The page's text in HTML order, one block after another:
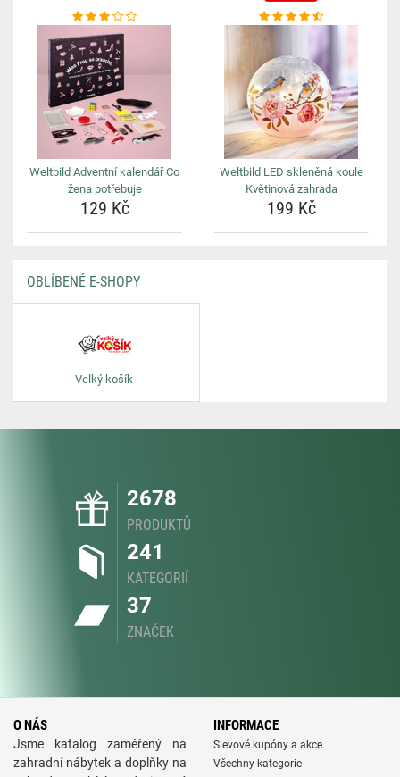
Weltbild Adventní kalendář Co
žena potřebuje
129 Kč
Weltbild LED skleněná koule
Květinová zahrada
199 Kč
OBLÍBENÉ E-SHOPY
Velký košík
2678
PRODUKTŮ
241
KATEGORIÍ
37
ZNAČEK
O NÁS
Jsme katalog zaměřený na
zahradní nábytek a doplňky na
INFORMACE
Slevové kupóny a akce
Všechny kategorie